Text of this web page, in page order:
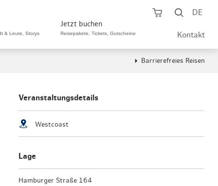
Sonntage
& Bistros A-Z
Originale
Restaurants
& Feinschmecker
& Leute, Storys
Jetzt buchen
Reisepakete, Tickets, Gutscheine
Reisepakete
Hamburg CARD
Hotels
Warenkorb
Suche
DE
Kontakt
Barrierefreies Reisen
Veranstaltungsdetails
Westcoast
Lage
Hamburger Straße 164